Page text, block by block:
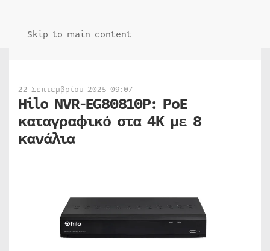
Skip to main content
22 Σεπτεμβρίου 2025 09:07
Hilo NVR-EG80810P: PoE
καταγραφικό στα 4K με 8
κανάλια